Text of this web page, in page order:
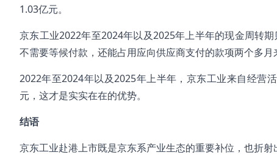
1.03亿元。
京东工业2022年至2024年以及2025年上半年的现金周转
不需要等候付款，还能占用应向供应商支付的款项两个多月
2022年至2024年以及2025年上半年，京东工业来自经营
元，这才是实实在在的优势。
结语
京东工业赴港上市既是京东系产业生态的重要补位，也折射